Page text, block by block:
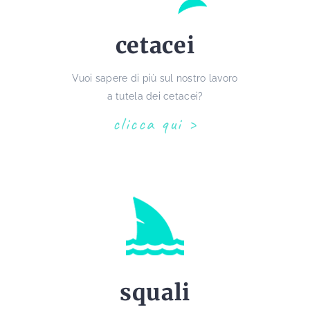
cetacei
Vuoi sapere di più sul nostro lavoro
a tutela dei cetacei?
clicca qui
squali